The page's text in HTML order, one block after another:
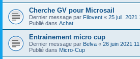
Cherche GV pour Microsail
Dernier message par Filovent « 25 juil. 2021
Publié dans Achat
Entrainement micro cup
Dernier message par Belva « 26 juin 2021
Publié dans Micro-Cup